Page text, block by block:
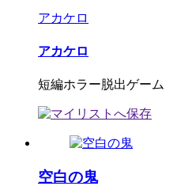
アカケロ
アカケロ
短編ホラー脱出ゲーム
空白の鬼